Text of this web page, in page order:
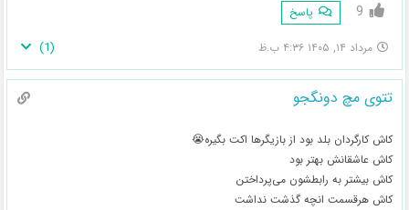
9 پاسخ
مرداد ۱۴, ۱۴۰۵ ۴:۳۶ ب.ظ (
1
)
تتوی مچ دونگجو
کاش کارگردان بلد بود از بازیگرها اکت بگیره😭
کاش عاشقانش بهتر بود
کاش بیشتر به رابطشون می‌پرداختن
کاش هرقسمت انچه گذشت نداشت